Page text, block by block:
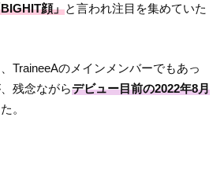
顔」と言われ注目を集めていた
TraineeAのメインメンバーでもあっ
残念ながらデビュー目前の2022年8月
。